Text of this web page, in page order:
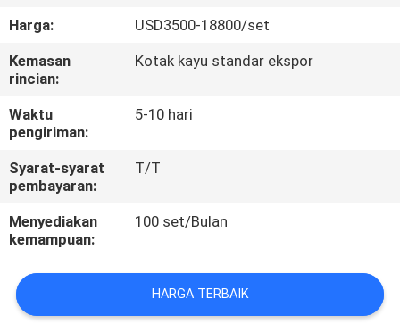
KONTROL
KUALITAS
HUBUNGI
KAMI
PERMINTAAN
PENAWARAN
SITEMAP
Harga:
USD3500-18800/set
Kemasan
rincian:
Kotak kayu standar ekspor
Waktu
pengiriman:
5-10 hari
Syarat-syarat
pembayaran:
T/T
Menyediakan
kemampuan:
100 set/Bulan
HARGA TERBAIK